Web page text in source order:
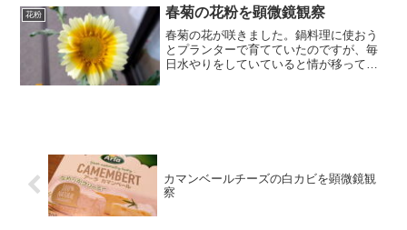
といっしょに観察。花粉の色は淡い黄色
で...
花粉 春菊の花粉を顕微鏡観察
春菊の花が咲きました。鍋料理に使おう
とプランターで育てていたのですが、毎
日水やりをしていていると情が移って収
カマンベールチーズの白カビを顕微鏡観
察